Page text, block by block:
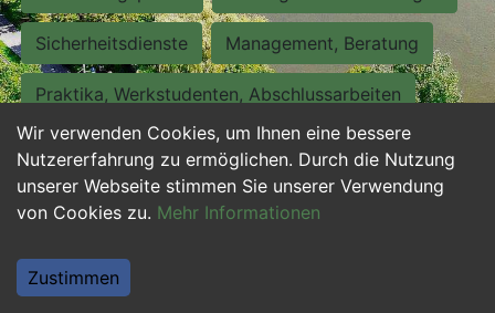
Wir verwenden Cookies, um Ihnen eine bessere
Nutzererfahrung zu ermöglichen. Durch die Nutzung
unserer Webseite stimmen Sie unserer Verwendung
von Cookies zu. Mehr Informationen
Zustimmen
Sicherheitsdienste Management, Beratung
Praktika, Werkstudenten, Abschlussarbeiten
Personalwesen Assistenz, Sekretariat
Hilfskräfte, Aushilfs- und Nebenjobs
Weiterbildung, Studium, duale Ausbildung